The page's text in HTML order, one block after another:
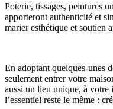
Poterie, tissages, peintures
apporteront authenticité et
marier esthétique et soutien
En adoptant quelques-unes
seulement entrer votre
aussi un lieu unique, à votre
l’essentiel reste le même :